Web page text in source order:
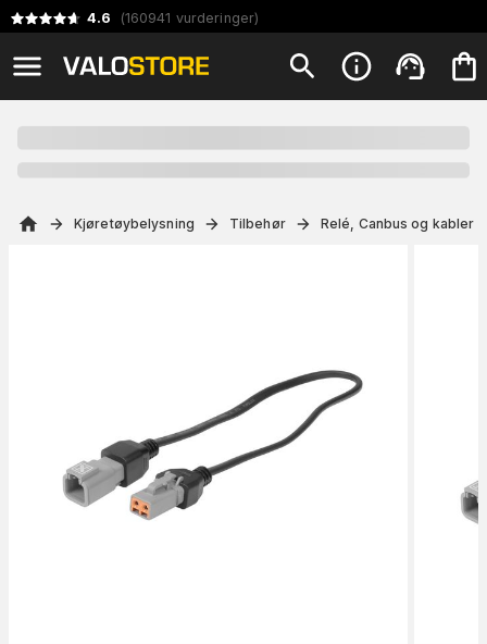
4.6 (160941 vurderinger)
Kjøretøybelysning Tilbehør Relé, Canbus og kabler